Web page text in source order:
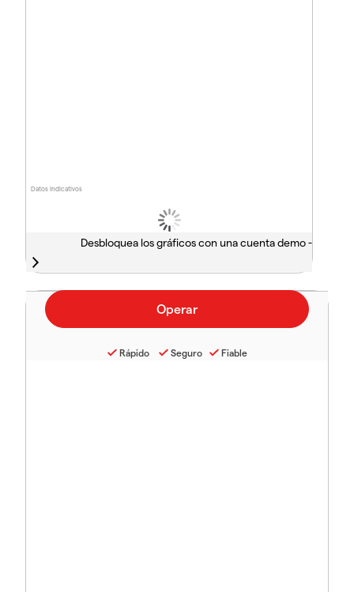
Datos indicativos
Desbloquea los gráficos con una cuenta demo -
Rápido Seguro Fiable